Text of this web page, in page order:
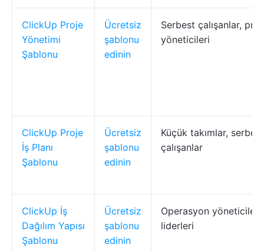
ClickUp Proje
Yönetimi
Şablonu
Ücretsiz
şablonu
edinin
Serbest çalışanlar,
yöneticileri
ClickUp Proje
İş Planı
Şablonu
Ücretsiz
şablonu
edinin
Küçük takımlar, serbest
çalışanlar
ClickUp İş
Dağılım Yapısı
Şablonu
Ücretsiz
şablonu
edinin
Operasyon
liderleri